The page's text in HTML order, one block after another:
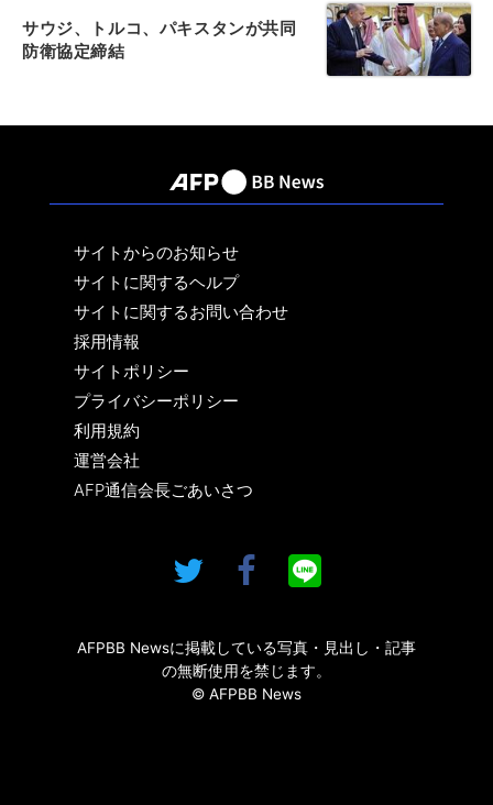
サウジ、トルコ、パキスタンが共同
防衛協定締結
サイトからのお知らせ
サイトに関するヘルプ
サイトに関するお問い合わせ
採用情報
サイトポリシー
プライバシーポリシー
利用規約
運営会社
AFP通信会長ごあいさつ
AFPBB Newsに掲載している写真・見出し・記事
の無断使用を禁じます。
© AFPBB News